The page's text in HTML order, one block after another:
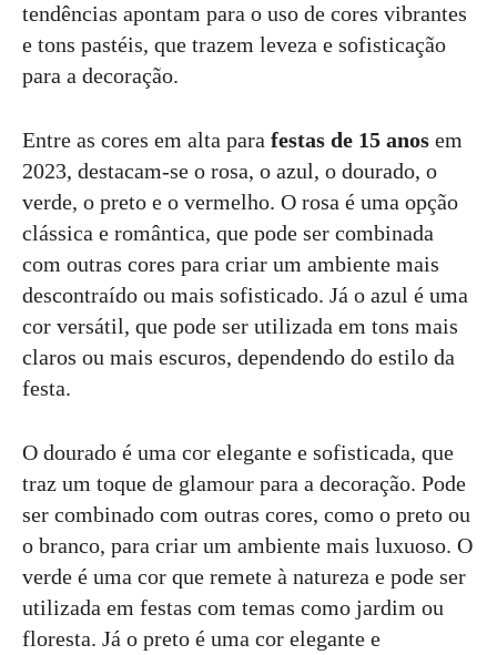
tendências apontam para o uso de cores vibrantes
e tons pastéis, que trazem leveza e sofisticação
para a decoração.
Entre as cores em alta para festas de 15 anos em
2023, destacam-se o rosa, o azul, o dourado, o
verde, o preto e o vermelho. O rosa é uma opção
clássica e romântica, que pode ser combinada
com outras cores para criar um ambiente mais
descontraído ou mais sofisticado. Já o azul é uma
cor versátil, que pode ser utilizada em tons mais
claros ou mais escuros, dependendo do estilo da
festa.
O dourado é uma cor elegante e sofisticada, que
traz um toque de glamour para a decoração. Pode
ser combinado com outras cores, como o preto ou
o branco, para criar um ambiente mais luxuoso. O
verde é uma cor que remete à natureza e pode ser
utilizada em festas com temas como jardim ou
floresta. Já o preto é uma cor elegante e